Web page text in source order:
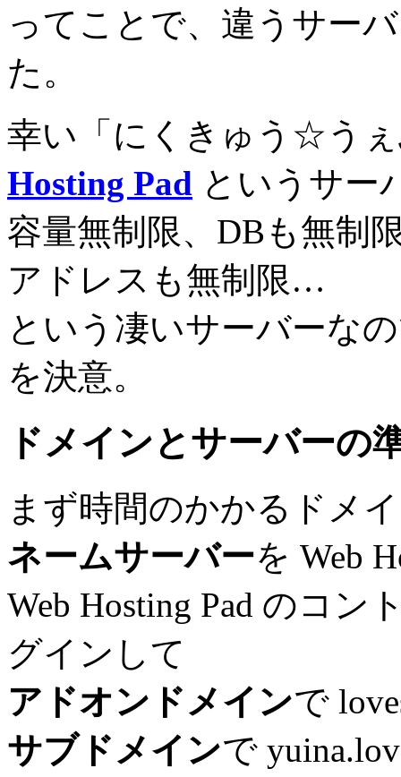
ってことで、違うサー
た。
幸い「 にくきゅう☆う
Hosting Pad というサー
容量無制限、DBも無制
アドレスも無制限…
という凄いサーバーな
を決意。
ドメインとサーバーの
まず時間のかかるドメ
ネームサーバーを Web
Web Hosting Pad のコン
グインして
アドオンドメインで
サブドメインで